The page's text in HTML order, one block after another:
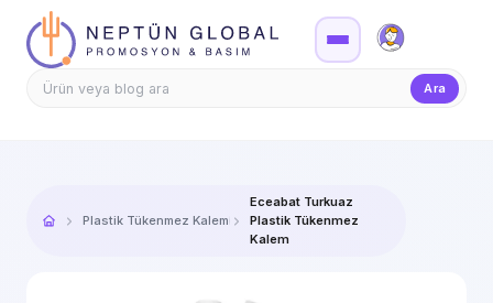
Firma Girişi
Ara
Plastik Tükenmez Kalemler
Eceabat Turkuaz
Plastik Tükenmez
Kalem